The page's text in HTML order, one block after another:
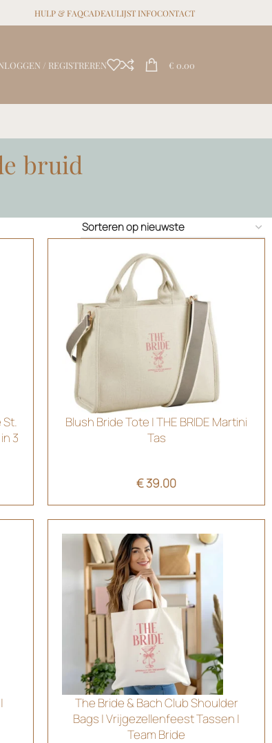
HULP & FAQCADEAULIJST INFOCONTACT
/ REGISTREREN € 0.00
bruid
3
Blush Bride Tote | THE BRIDE Martini
Tas
€39.00
The Bride & Bach Club Shoulder
Bags | Vrijgezellenfeest Tassen |
Team Bride